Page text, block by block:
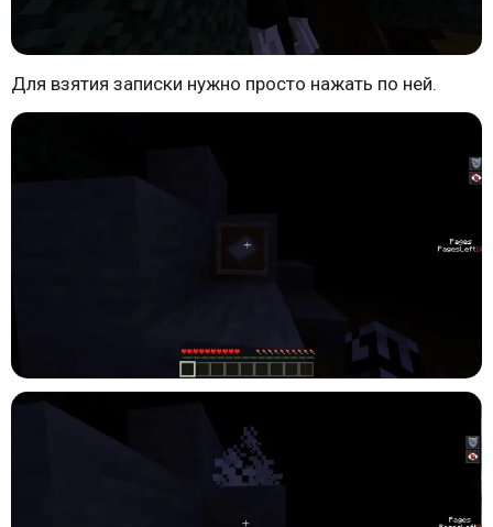
Для взятия записки нужно просто нажать по ней.